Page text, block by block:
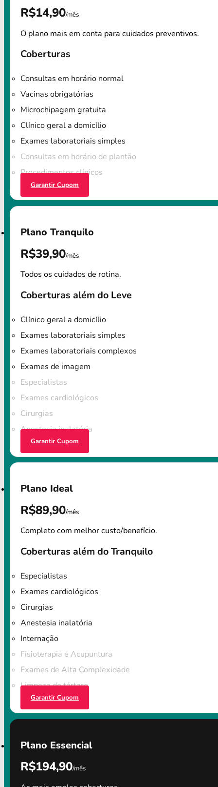
R$14,90/mês
O plano mais em conta para cuidados preventivos.
Coberturas
Consultas em horário normal
Vacinas obrigatórias
Microchipagem gratuita
Clínico geral a domicílio
Exames laboratoriais simples
Consultas em horário de plantão
Procedimentos clínicos
Garantir Cupom
Plano Tranquilo
R$39,90/mês
Todos os cuidados de rotina.
Coberturas além do Leve
Clínico geral a domicílio
Exames laboratoriais simples
Exames laboratoriais complexos
Exames de imagem
Especialistas
Exames cardiológicos
Cirurgias
Anestesia inalatória
Garantir Cupom
Plano Ideal
R$89,90/mês
Completo com melhor custo/benefício.
Coberturas além do Tranquilo
Especialistas
Exames cardiológicos
Cirurgias
Anestesia inalatória
Internação
Fisioterapia e Acupuntura
Exames de Alta Complexidade
Limpeza do tártaro
Garantir Cupom
Plano Essencial
R$194,90/mês